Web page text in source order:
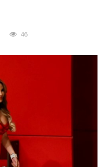
46